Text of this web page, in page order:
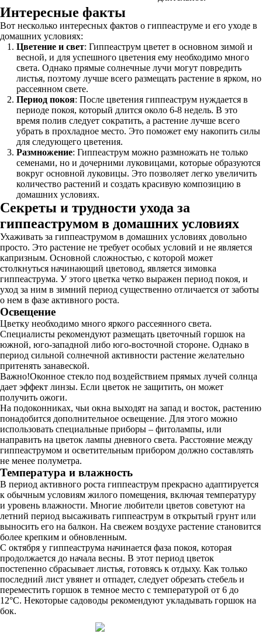
Интересные факты
Вот несколько интересных фактов о гиппеаструме и его уходе в
домашних условиях:
Цветение и свет: Гиппеаструм цветет в основном зимой и
весной, и для успешного цветения ему необходимо много
света. Однако прямые солнечные лучи могут повредить
листья, поэтому лучше всего размещать растение в ярком, но
рассеянном свете.
Период покоя: После цветения гиппеаструм нуждается в
периоде покоя, который длится около 6-8 недель. В это
время полив следует сократить, а растение лучше всего
убрать в прохладное место. Это поможет ему накопить силы
для следующего цветения.
Размножение: Гиппеаструм можно размножать не только
семенами, но и дочерними луковицами, которые образуются
вокруг основной луковицы. Это позволяет легко увеличить
количество растений и создать красивую композицию в
домашних условиях.
Секреты и трудности ухода за
гиппеаструмом в домашних условиях
Ухаживать за гиппеаструмом в домашних условиях довольно
просто. Это растение не требует особых условий и не является
капризным. Основной сложностью, с которой может
столкнуться начинающий цветовод, является зимовка
гиппеаструма. У этого цветка четко выражен период покоя, и
уход за ним в зимний период существенно отличается от заботы
о нем в фазе активного роста.
Освещение
Цветку необходимо много яркого рассеянного света.
Специалисты рекомендуют размещать цветочный горшок на
южной, юго-западной либо юго-восточной стороне. Однако в
период сильной солнечной активности растение желательно
притенять занавеской.
Важно!Оконное стекло под воздействием прямых лучей солнца
дает эффект линзы. Если цветок не защитить, он может
получить ожоги.
На подоконниках, чьи окна выходят на запад и восток, растению
понадобится дополнительное освещение. Для этого можно
использовать специальные приборы – фитолампы, или
направить на цветок лампы дневного света. Расстояние между
гиппеаструмом и осветительным прибором должно составлять
не менее полуметра.
Температура и влажность
В период активного роста гиппеаструм прекрасно адаптируется
к обычным условиям жилого помещения, включая температуру
и уровень влажности. Многие любители цветов советуют на
летний период высаживать гиппеаструм в открытый грунт или
выносить его на балкон. На свежем воздухе растение становится
более крепким и обновленным.
С октября у гиппеаструма начинается фаза покоя, которая
продолжается до начала весны. В этот период цветок
постепенно сбрасывает листья, готовясь к отдыху. Как только
последний лист увянет и отпадет, следует обрезать стебель и
переместить горшок в темное место с температурой от 6 до
12°С. Некоторые садоводы рекомендуют укладывать горшок на
бок.